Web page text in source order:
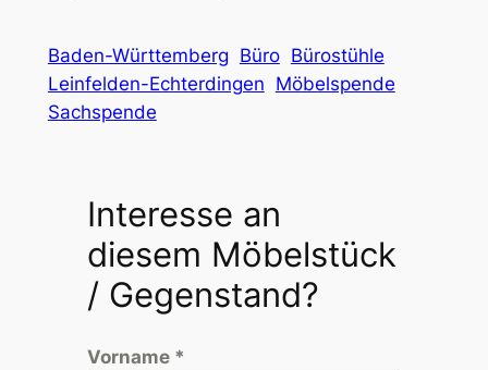
Baden-Württemberg Büro Bürostühle
Leinfelden-Echterdingen Möbelspende
Sachspende
Interesse an
diesem Möbelstück
/ Gegenstand?
Vorname *